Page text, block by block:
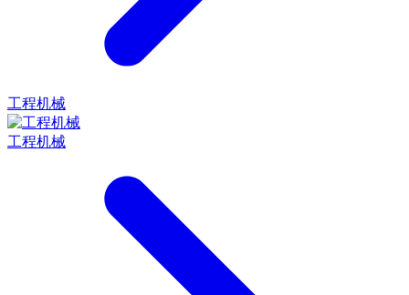
工程机械
工程机械